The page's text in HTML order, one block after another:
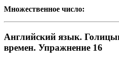
Множественное число:
Английский язык.
времен. Упражнение 16